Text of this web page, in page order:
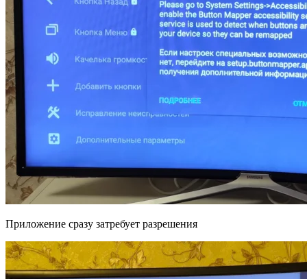
Приложение сразу затребует разрешения